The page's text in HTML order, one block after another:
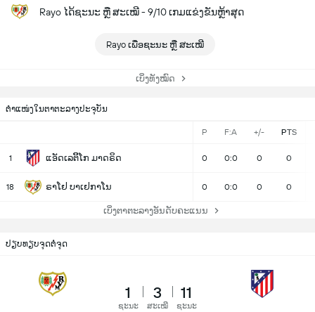
Rayo ໄດ້ຊະນະ ຫຼື ສະເໝີ - 9/10 ເກມແຂ່ງຂັນຫຼ້າສຸດ
Rayo ເພື່ອຊະນະ ຫຼື ສະເໝີ
ເບິ່ງທັງໝົດ
ຕຳແໜ່ງໃນຕາຕະລາງປະຈຸບັນ
P F:A +/- PTS
1 ແອັດເລຕິິໂກ ມາດຣິດ 0 0:0 0 0
18 ຣາໂຢ ບາເຢກາໂນ 0 0:0 0 0
ເບິ່ງຕາຕະລາງອັນດັບຄະແນນ
ປຽບທຽບຈຸດຕໍ່ຈຸດ
1
ຊະນະ
3
ສະເໝີ
11
ຊະນະ